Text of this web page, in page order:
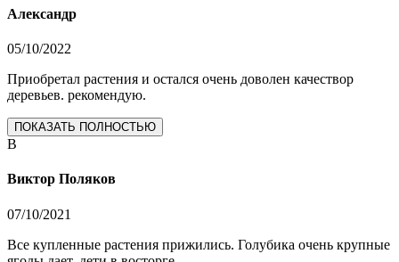
Александр
05/10/2022
Приобретал растения и остался очень доволен качествор
деревьев. рекомендую.
ПОКАЗАТЬ ПОЛНОСТЬЮ
В
Виктор Поляков
07/10/2021
Все купленные растения прижились. Голубика очень крупные